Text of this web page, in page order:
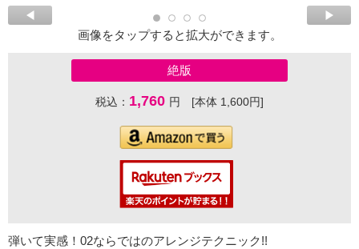
画像をタップすると拡大ができます。
絶版
税込： 1,760 円 [本体 1,600円]
弾いて実感！02ならではのアレンジテクニック!!